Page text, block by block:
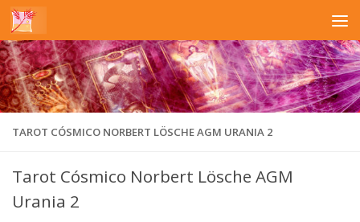
Saltar al contenido
TAROT CÓSMICO NORBERT LÖSCHE AGM URANIA 2
Tarot Cósmico Norbert Lösche AGM
Urania 2